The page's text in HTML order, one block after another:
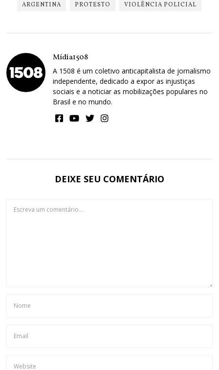
ARGENTINA PROTESTO VIOLÊNCIA POLICIAL
Mídia1508
A 1508 é um coletivo anticapitalista de jornalismo
independente, dedicado a expor as injustiças
sociais e a noticiar as mobilizações populares no
Brasil e no mundo.
DEIXE SEU COMENTÁRIO